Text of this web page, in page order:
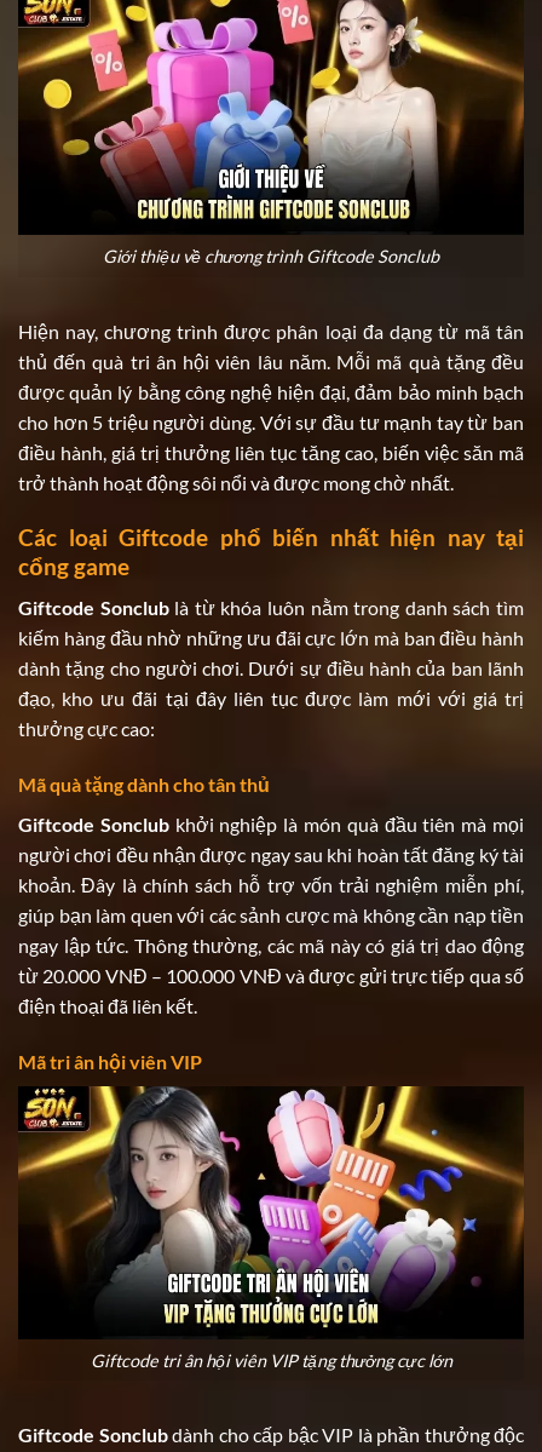
Giới thiệu về chương trình Giftcode Sonclub
Hiện nay, chương trình được phân loại đa dạng từ mã tân
thủ đến quà tri ân hội viên lâu năm. Mỗi mã quà tặng đều
được quản lý bằng công nghệ hiện đại, đảm bảo minh bạch
cho hơn 5 triệu người dùng. Với sự đầu tư mạnh tay từ ban
điều hành, giá trị thưởng liên tục tăng cao, biến việc săn mã
trở thành hoạt động sôi nổi và được mong chờ nhất.
Các loại Giftcode phổ biến nhất hiện nay tại
cổng game
Giftcode Sonclublà từ khóa luôn nằm trong danh sách tìm
kiếm hàng đầu nhờ những ưu đãi cực lớn mà ban điều hành
dành tặng cho người chơi. Dưới sự điều hành của ban lãnh
đạo, kho ưu đãi tại đây liên tục được làm mới với giá trị
thưởng cực cao:
Mã quà tặng dành cho tân thủ
Giftcode Sonclubkhởi nghiệp là món quà đầu tiên mà mọi
người chơi đều nhận được ngay sau khi hoàn tất đăng ký tài
khoản. Đây là chính sách hỗ trợ vốn trải nghiệm miễn phí,
giúp bạn làm quen với các sảnh cược mà không cần nạp tiền
ngay lập tức. Thông thường, các mã này có giá trị dao động
từ 20.000 VNĐ – 100.000 VNĐ và được gửi trực tiếp qua số
điện thoại đã liên kết.
Mã tri ân hội viên VIP
Giftcode tri ân hội viên VIP tặng thưởng cực lớn
Giftcode Sonclubdành cho cấp bậc VIP là phần thưởng độc